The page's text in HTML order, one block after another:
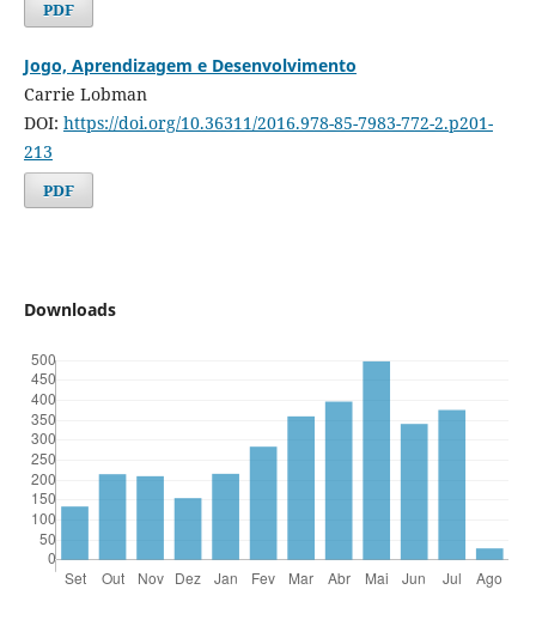
PDF
Jogo, Aprendizagem e Desenvolvimento
Carrie Lobman
DOI: https://doi.org/10.36311/2016.978-85-7983-772-2.p201-
213
PDF
Downloads